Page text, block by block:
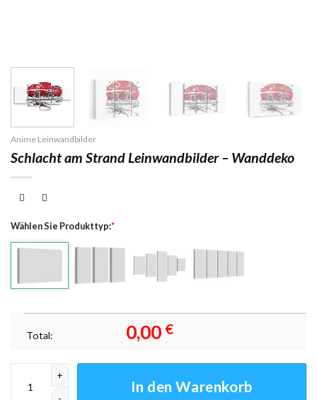
Anime Leinwandbilder
Schlacht am Strand Leinwandbilder – Wanddeko
Wählen Sie Produkttyp:*
Total: 0,00 €
In den Warenkorb